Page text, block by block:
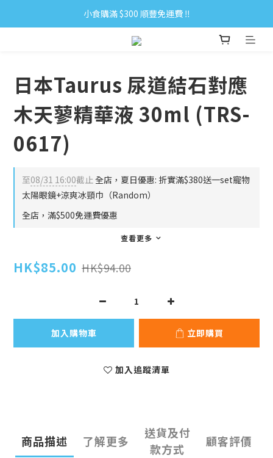
小食購滿 $300 順豐免運費 ‼
小食購滿 $300 順豐免運費 ‼
全單購滿 $500 免運費 ♥︎ 會員積分回贈 $1＝1Pt.
日本Taurus 尿道結石對應
木天蓼精華液 30ml (TRS-
0617)
至08/31 16:00截止全店，夏日優惠: 折實滿$380送一set寵物
太陽眼鏡+涼爽冰頸巾（Random）
全店，滿$500免運費優惠
查看更多
HK$85.00 HK$94.00
加入購物車 立即購買
加入追蹤清單
商品描述 了解更多
送貨及付
款方式
顧客評價